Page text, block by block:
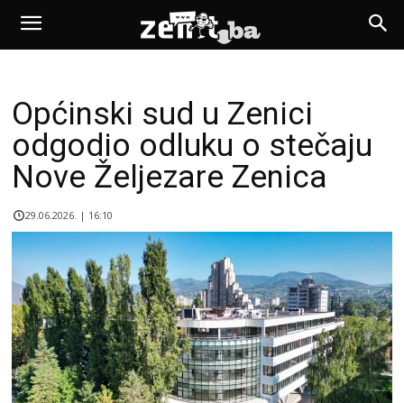
Općinski sud u Zenici
odgodio odluku o stečaju
Nove Željezare Zenica
29.06.2026. | 16:10